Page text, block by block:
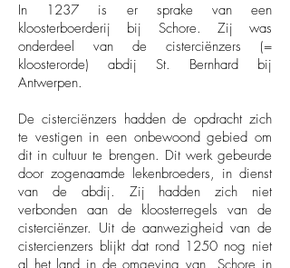
In 1237 is er sprake van een
kloosterboerderij bij Schore. Zij was
onderdeel van de cisterciënzers (=
kloosterorde) abdij St. Bernhard bij
Antwerpen.
De cisterciënzers hadden de opdracht zich
te vestigen in een onbewoond gebied om
dit in cultuur te brengen. Dit werk gebeurde
door zogenaamde lekenbroeders, in dienst
van de abdij. Zij hadden zich niet
verbonden aan de kloosterregels van de
cisterciënzer. Uit de aanwezigheid van de
cistercienzers blijkt dat rond 1250 nog niet
al het land in de omgeving van Schore in